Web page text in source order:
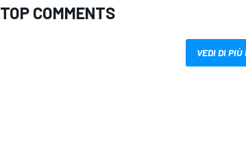
TOP COMMENTS
VEDI DI PIÙ